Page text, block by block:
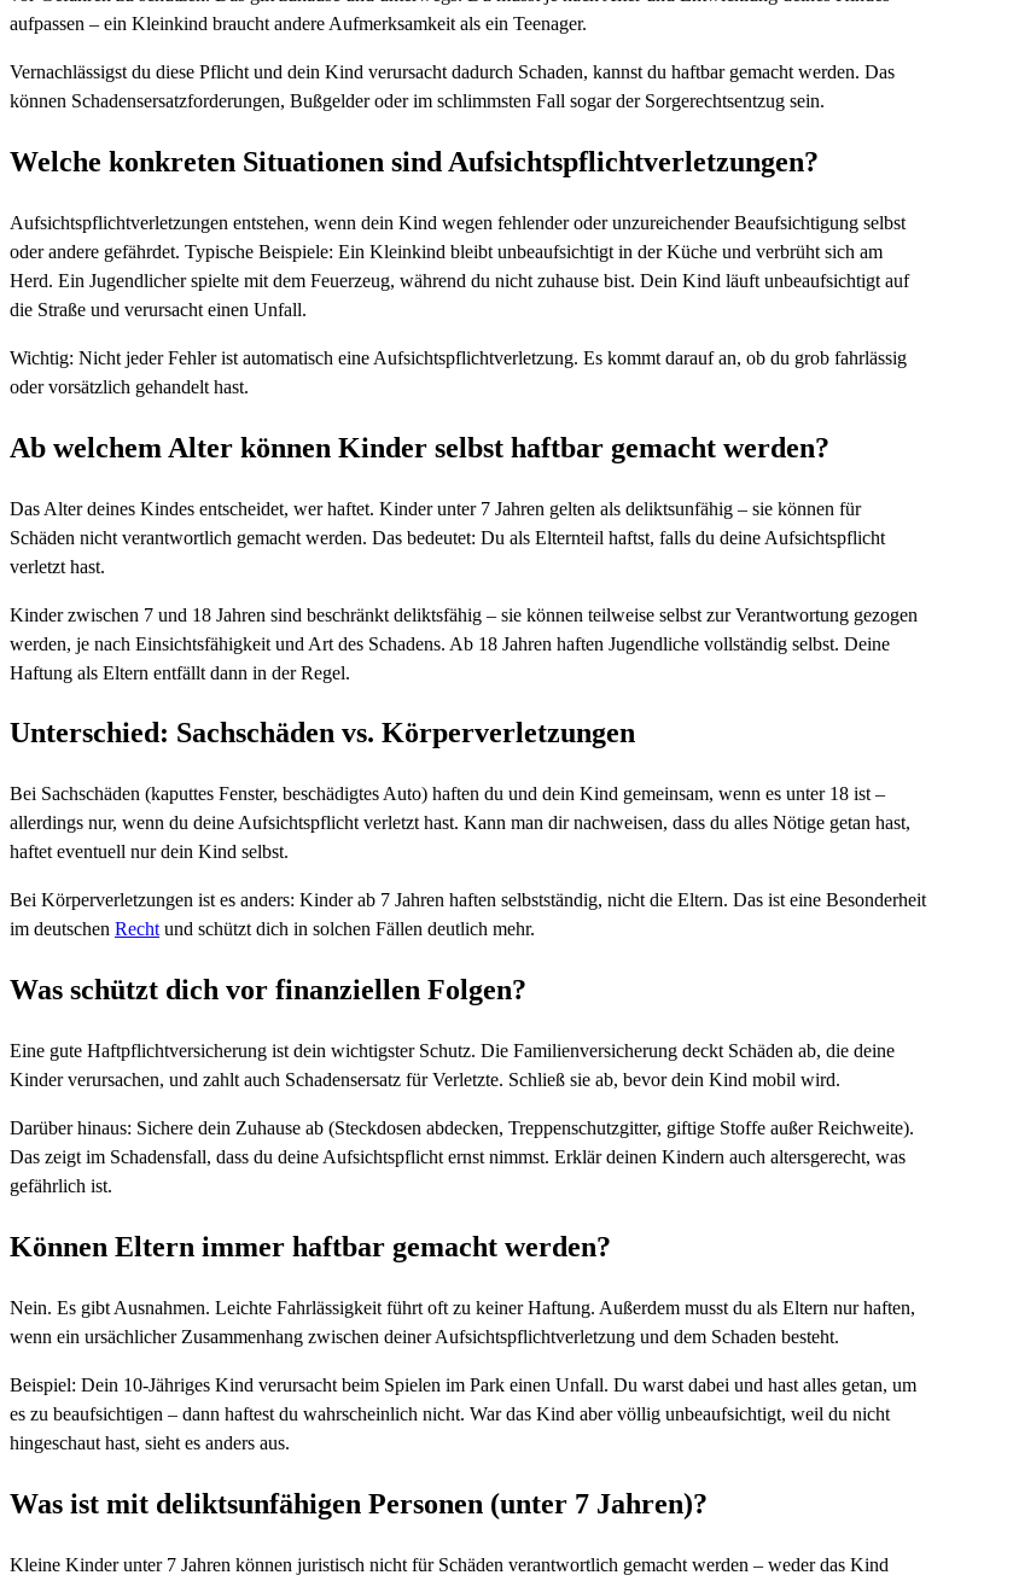
aufpassen – ein Kleinkind braucht andere Aufmerksamkeit als ein Teenager.
Vernachlässigst du diese Pflicht und dein Kind verursacht dadurch Schaden, kannst du haftbar gemacht werden. Das
können Schadensersatzforderungen, Bußgelder oder im schlimmsten Fall sogar der Sorgerechtsentzug sein.
Welche konkreten Situationen sind Aufsichtspflichtverletzungen?
Aufsichtspflichtverletzungen entstehen, wenn dein Kind wegen fehlender oder unzureichender Beaufsichtigung selbst
oder andere gefährdet. Typische Beispiele: Ein Kleinkind bleibt unbeaufsichtigt in der Küche und verbrüht sich am
Herd. Ein Jugendlicher spielte mit dem Feuerzeug, während du nicht zuhause bist. Dein Kind läuft unbeaufsichtigt auf
die Straße und verursacht einen Unfall.
Wichtig: Nicht jeder Fehler ist automatisch eine Aufsichtspflichtverletzung. Es kommt darauf an, ob du grob fahrlässig
oder vorsätzlich gehandelt hast.
Ab welchem Alter können Kinder selbst haftbar gemacht werden?
Das Alter deines Kindes entscheidet, wer haftet. Kinder unter 7 Jahren gelten als deliktsunfähig – sie können für
Schäden nicht verantwortlich gemacht werden. Das bedeutet: Du als Elternteil haftst, falls du deine Aufsichtspflicht
verletzt hast.
Kinder zwischen 7 und 18 Jahren sind beschränkt deliktsfähig – sie können teilweise selbst zur Verantwortung gezogen
werden, je nach Einsichtsfähigkeit und Art des Schadens. Ab 18 Jahren haften Jugendliche vollständig selbst. Deine
Haftung als Eltern entfällt dann in der Regel.
Unterschied: Sachschäden vs. Körperverletzungen
Bei Sachschäden (kaputtes Fenster, beschädigtes Auto) haften du und dein Kind gemeinsam, wenn es unter 18 ist –
allerdings nur, wenn du deine Aufsichtspflicht verletzt hast. Kann man dir nachweisen, dass du alles Nötige getan hast,
haftet eventuell nur dein Kind selbst.
Bei Körperverletzungen ist es anders: Kinder ab 7 Jahren haften selbstständig, nicht die Eltern. Das ist eine Besonderheit
im deutschen Recht und schützt dich in solchen Fällen deutlich mehr.
Was schützt dich vor finanziellen Folgen?
Eine gute Haftpflichtversicherung ist dein wichtigster Schutz. Die Familienversicherung deckt Schäden ab, die deine
Kinder verursachen, und zahlt auch Schadensersatz für Verletzte. Schließ sie ab, bevor dein Kind mobil wird.
Darüber hinaus: Sichere dein Zuhause ab (Steckdosen abdecken, Treppenschutzgitter, giftige Stoffe außer Reichweite).
Das zeigt im Schadensfall, dass du deine Aufsichtspflicht ernst nimmst. Erklär deinen Kindern auch altersgerecht, was
gefährlich ist.
Können Eltern immer haftbar gemacht werden?
Nein. Es gibt Ausnahmen. Leichte Fahrlässigkeit führt oft zu keiner Haftung. Außerdem musst du als Eltern nur haften,
wenn ein ursächlicher Zusammenhang zwischen deiner Aufsichtspflichtverletzung und dem Schaden besteht.
Beispiel: Dein 10-Jähriges Kind verursacht beim Spielen im Park einen Unfall. Du warst dabei und hast alles getan, um
es zu beaufsichtigen – dann haftest du wahrscheinlich nicht. War das Kind aber völlig unbeaufsichtigt, weil du nicht
hingeschaut hast, sieht es anders aus.
Was ist mit deliktsunfähigen Personen (unter 7 Jahren)?
Kleine Kinder unter 7 Jahren können juristisch nicht für Schäden verantwortlich gemacht werden – weder das Kind